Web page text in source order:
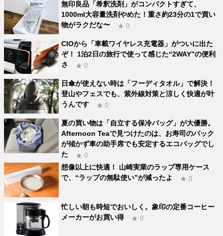
無印良品「希釈洗剤」がコンパクトすぎて、
1000ml大容量洗剤やめた！重さ約23分の1で買い
物がラクだな〜
★ 0
CIOから「車載ワイヤレス充電器」がついに出た
ぞ！ 1泊2日の旅行で使って感じた“2WAY”の便利
さ
★ 0
日傘が使えない時は「フーディタオル」で解決！
登山やフェスでも、紫外線対策と涼しく快適が叶
うんです
★ 0
夏の買い物は「自立する保冷バッグ」が大優勝。
Afternoon Teaで見つけたのは、お寿司のパック
が傾かず車の助手席でも安定するエコバッグでし
た
★ 0
想像以上に快適！ 山崎実業のラップ専用ケース
で、“ラップの無駄使い”が減ったよ
★ 0
忙しい朝も時短でおいしく。象印の定番コーヒー
メーカーがお買い得
★ 0